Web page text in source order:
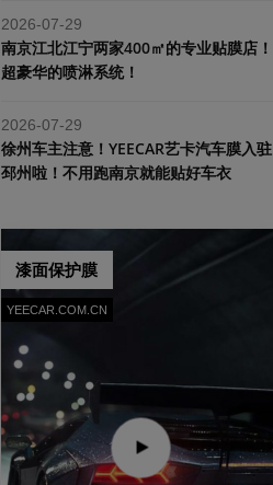
2026-07-29
南京江北江宁两家400㎡的专业贴膜店！
超豪华的喷淋系统！
2026-07-29
​徐州车主注意！YEECAR艺卡汽车膜入驻
邳州啦！不用跑南京就能贴好车衣
漆面保护膜
YEECAR.COM.CN